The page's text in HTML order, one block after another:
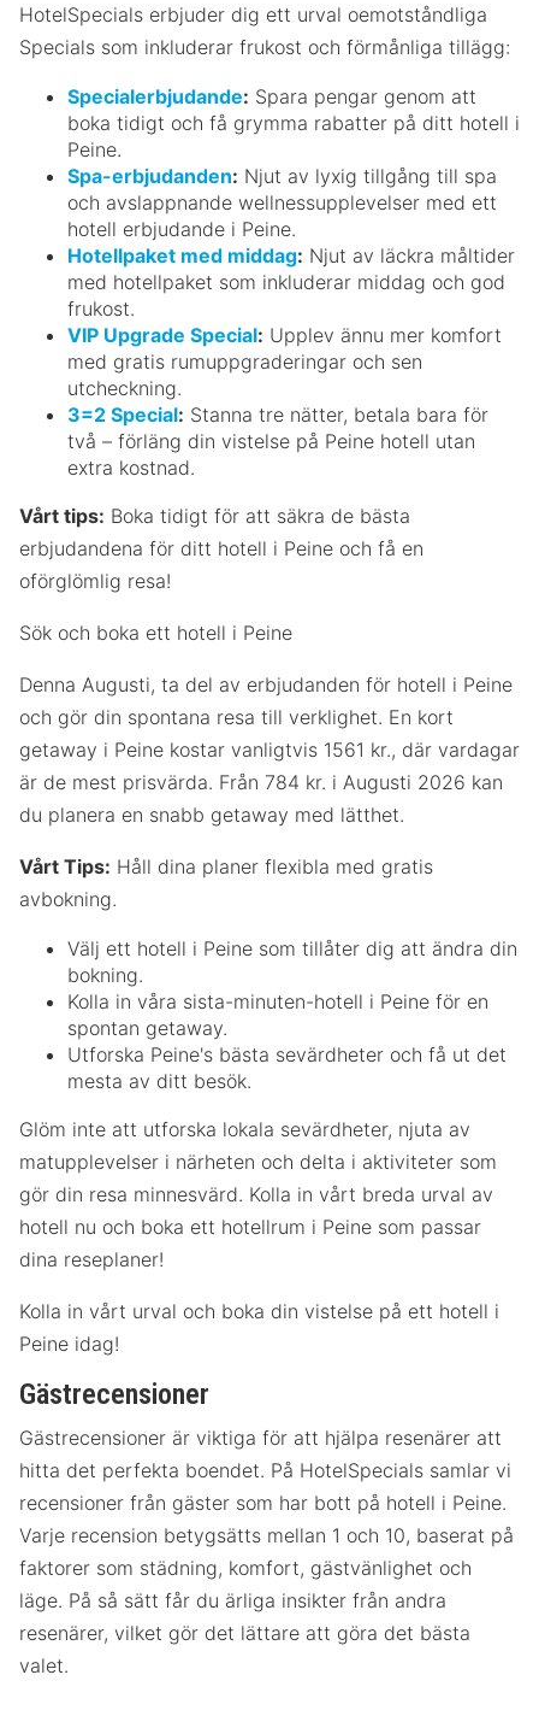
HotelSpecials erbjuder dig ett urval oemotståndliga
Specials som inkluderar frukost och förmånliga tillägg:
Specialerbjudande: Spara pengar genom att
boka tidigt och få grymma rabatter på ditt hotell i
Peine.
Spa-erbjudanden: Njut av lyxig tillgång till spa
och avslappnande wellnessupplevelser med ett
hotell erbjudande i Peine.
Hotellpaket med middag: Njut av läckra måltider
med hotellpaket som inkluderar middag och god
frukost.
VIP Upgrade Special: Upplev ännu mer komfort
med gratis rumuppgraderingar och sen
utcheckning.
3=2 Special: Stanna tre nätter, betala bara för
två – förläng din vistelse på Peine hotell utan
extra kostnad.
Vårt tips: Boka tidigt för att säkra de bästa
erbjudandena för ditt hotell i Peine och få en
oförglömlig resa!
Sök och boka ett hotell i Peine
Denna Augusti, ta del av erbjudanden för hotell i Peine
och gör din spontana resa till verklighet. En kort
getaway i Peine kostar vanligtvis 1561 kr., där vardagar
är de mest prisvärda. Från 784 kr. i Augusti 2026 kan
du planera en snabb getaway med lätthet.
Vårt Tips: Håll dina planer flexibla med gratis
avbokning.
Välj ett hotell i Peine som tillåter dig att ändra din
bokning.
Kolla in våra sista-minuten-hotell i Peine för en
spontan getaway.
Utforska Peine's bästa sevärdheter och få ut det
mesta av ditt besök.
Glöm inte att utforska lokala sevärdheter, njuta av
matupplevelser i närheten och delta i aktiviteter som
gör din resa minnesvärd. Kolla in vårt breda urval av
hotell nu och boka ett hotellrum i Peine som passar
dina reseplaner!
Kolla in vårt urval och boka din vistelse på ett hotell i
Peine idag!
Gästrecensioner
Gästrecensioner är viktiga för att hjälpa resenärer att
hitta det perfekta boendet. På HotelSpecials samlar vi
recensioner från gäster som har bott på hotell i Peine.
Varje recension betygsätts mellan 1 och 10, baserat på
faktorer som städning, komfort, gästvänlighet och
läge. På så sätt får du ärliga insikter från andra
resenärer, vilket gör det lättare att göra det bästa
valet.